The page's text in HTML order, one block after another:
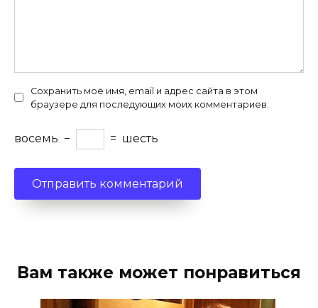
Сохранить моё имя, email и адрес сайта в этом
браузере для последующих моих комментариев.
восемь − = шесть
Вам также может понравиться